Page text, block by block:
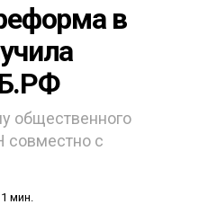
в
общественного
совместно с
мин.